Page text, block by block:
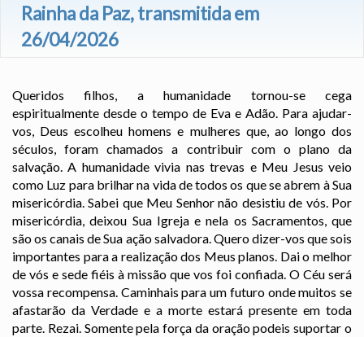
Rainha da Paz, transmitida em
26/04/2026
Queridos filhos, a humanidade tornou-se cega
espiritualmente desde o tempo de Eva e Adão. Para ajudar-
vos, Deus escolheu homens e mulheres que, ao longo dos
séculos, foram chamados a contribuir com o plano da
salvação. A humanidade vivia nas trevas e Meu Jesus veio
como Luz para brilhar na vida de todos os que se abrem à Sua
misericórdia. Sabei que Meu Senhor não desistiu de vós. Por
misericórdia, deixou Sua Igreja e nela os Sacramentos, que
são os canais de Sua ação salvadora. Quero dizer-vos que sois
importantes para a realização dos Meus planos. Dai o melhor
de vós e sede fiéis à missão que vos foi confiada. O Céu será
vossa recompensa. Caminhais para um futuro onde muitos se
afastarão da Verdade e a morte estará presente em toda
parte. Rezai. Somente pela força da oração podeis suportar o